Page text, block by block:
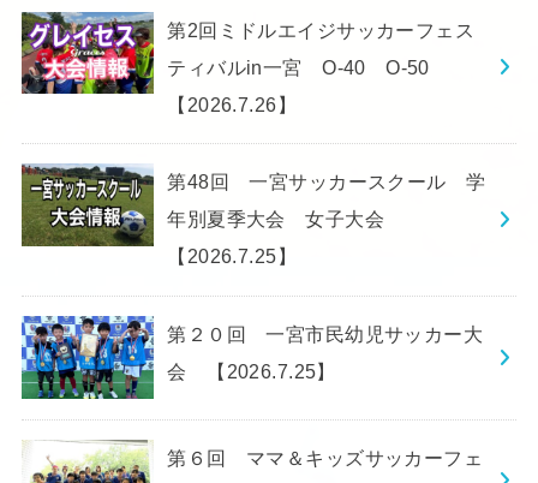
第2回ミドルエイジサッカーフェス
ティバルin一宮 O-40 O-50
【2026.7.26】
第48回 一宮サッカースクール 学
年別夏季大会 女子大会
【2026.7.25】
第２０回 一宮市民幼児サッカー大
会 【2026.7.25】
第６回 ママ＆キッズサッカーフェ